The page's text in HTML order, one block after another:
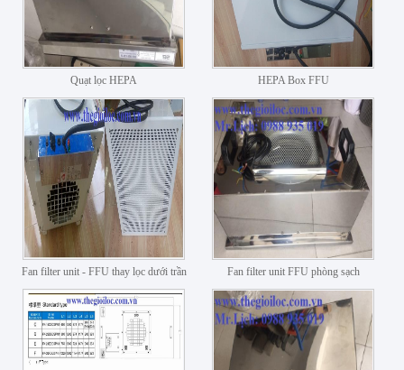
Quạt lọc HEPA HEPA Box FFU
Fan filter unit - FFU thay lọc dưới trần Fan filter unit FFU phòng sạch